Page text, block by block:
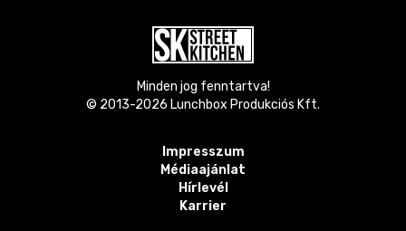
Minden jog fenntartva!
© 2013-2026 Lunchbox Produkciós Kft.
Impresszum
Médiaajánlat
Hírlevél
Karrier